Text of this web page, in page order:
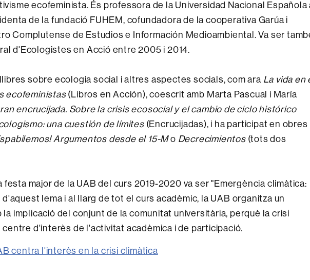
ecofeminista. És professora de la Universidad Nacional Española
de la fundació FUHEM, cofundadora de la cooperativa Garúa i
Complutense de Estudios e Información Medioambiental. Va ser
d'Ecologistes en Acció entre 2005 i 2014.
sobre ecologia social i altres aspectes socials, com ara La vida en
ecofeministas(Libros en Acción), coescrit amb Marta Pascual i María
encrucijada. Sobre la crisis ecosocial y el cambio de ciclo histórico
una cuestión de límites(Encrucijadas), i ha participat en obres
Argumentos desde el 15-Mo Decrecimientos(tots dos
festa major de la UAB del curs 2019-2020 va ser "Emergència climàtica:
lema i al llarg de tot el curs acadèmic, la UAB organitza un
implicació del conjunt de la comunitat universitària, perquè la crisi
d'interès de l'activitat acadèmica i de participació.
centra l'interès en la crisi climàtica